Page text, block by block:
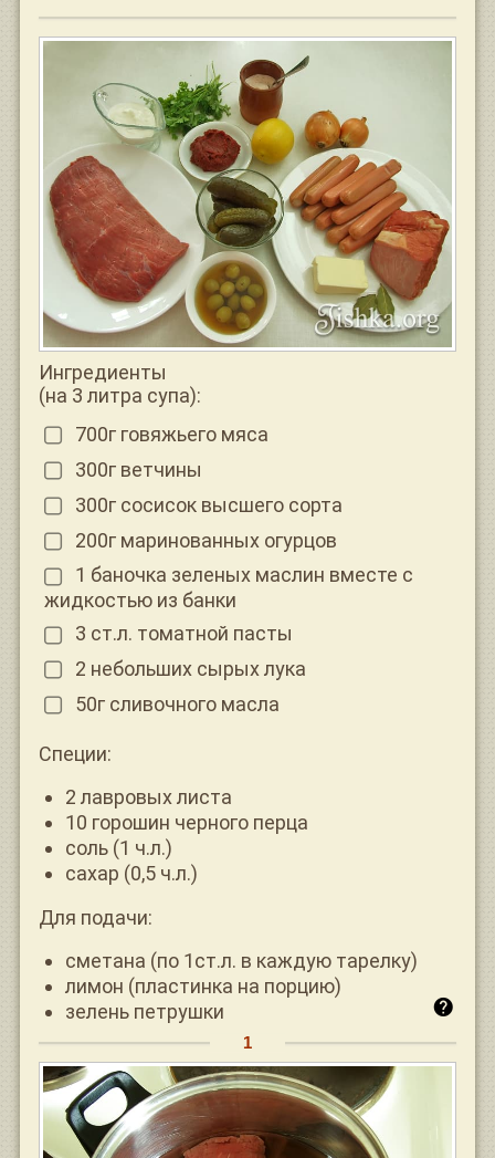
Ингредиенты
(на 3 литра супа):
700г говяжьего мяса
300г ветчины
300г сосисок высшего сорта
200г маринованных огурцов
1 баночка зеленых маслин вместе с
жидкостью из банки
3 ст.л. томатной пасты
2 небольших сырых лука
50г сливочного масла
Специи:
2 лавровых листа
10 горошин черного перца
соль (1 ч.л.)
сахар (0,5 ч.л.)
Для подачи:
сметана (по 1ст.л. в каждую тарелку)
лимон (пластинка на порцию)
зелень петрушки